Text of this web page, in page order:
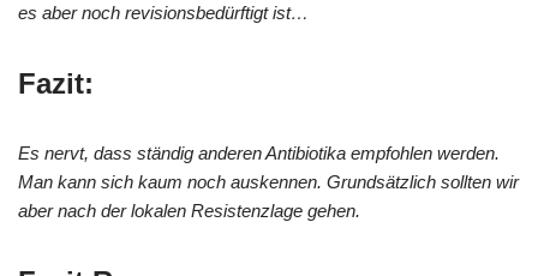
es aber noch revisionsbedürftigt ist…
Fazit:
Es nervt, dass ständig anderen Antibiotika empfohlen werden.
Man kann sich kaum noch auskennen. Grundsätzlich sollten wir
aber nach der lokalen Resistenzlage gehen.